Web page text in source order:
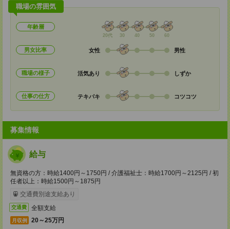
職場の雰囲気
年齢層
20代 30 40 50 60
男女比率 女性 男性
職場の様子 活気あり しずか
仕事の仕方 テキパキ コツコツ
募集情報
給与
無資格の方：時給1400円～1750円 / 介護福祉士：時給1700円～2125円 / 初
任者以上：時給1500円～1875円
交通費別途支給あり
交通費 全額支給
月収例 20～25万円